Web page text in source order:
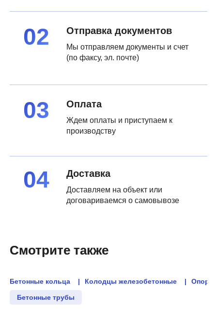
Отправка документов
Мы отправляем документы и счет
(по факсу, эл. почте)
Оплата
Ждем оплаты и приступаем к
производству
Доставка
Доставляем на объект или
договариваемся о самовывозе
Смотрите также
Бетонные кольца Колодцы железобетонные
Бетонные трубы